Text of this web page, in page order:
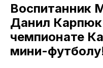
Данил Карпюк
чемпионате
мини-